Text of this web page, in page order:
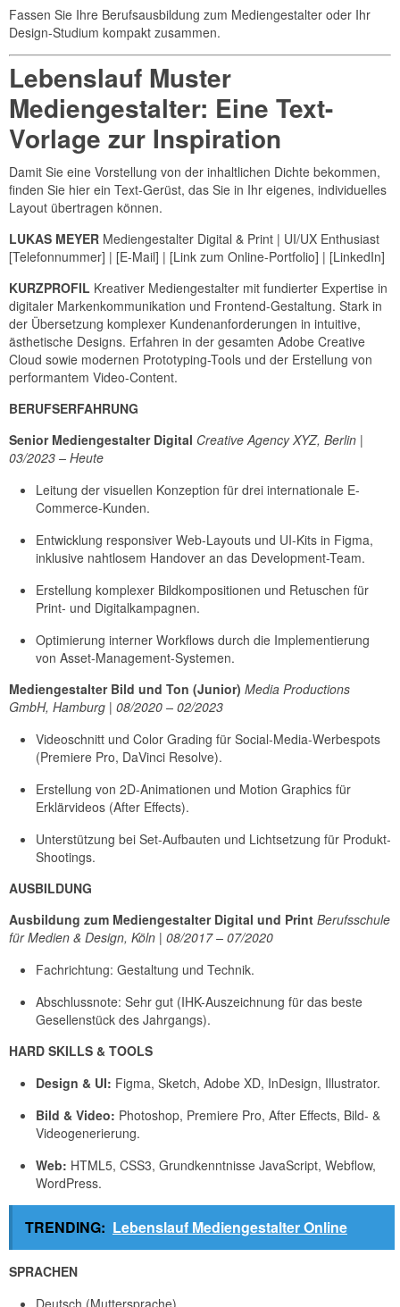
Fassen Sie Ihre Berufsausbildung zum Mediengestalter oder Ihr
Design-Studium kompakt zusammen.
Lebenslauf Muster
Mediengestalter: Eine Text-
Vorlage zur Inspiration
Damit Sie eine Vorstellung von der inhaltlichen Dichte bekommen,
finden Sie hier ein Text-Gerüst, das Sie in Ihr eigenes, individuelles
Layout übertragen können.
LUKAS MEYER Mediengestalter Digital & Print | UI/UX Enthusiast
[Telefonnummer] | [E-Mail] | [Link zum Online-Portfolio] | [LinkedIn]
KURZPROFIL Kreativer Mediengestalter mit fundierter Expertise in
digitaler Markenkommunikation und Frontend-Gestaltung. Stark in
der Übersetzung komplexer Kundenanforderungen in intuitive,
ästhetische Designs. Erfahren in der gesamten Adobe Creative
Cloud sowie modernen Prototyping-Tools und der Erstellung von
performantem Video-Content.
BERUFSERFAHRUNG
Senior Mediengestalter Digital Creative Agency XYZ, Berlin |
03/2023 – Heute
Leitung der visuellen Konzeption für drei internationale E-
Commerce-Kunden.
Entwicklung responsiver Web-Layouts und UI-Kits in Figma,
inklusive nahtlosem Handover an das Development-Team.
Erstellung komplexer Bildkompositionen und Retuschen für
Print- und Digitalkampagnen.
Optimierung interner Workflows durch die Implementierung
von Asset-Management-Systemen.
Mediengestalter Bild und Ton (Junior) Media Productions
GmbH, Hamburg | 08/2020 – 02/2023
Videoschnitt und Color Grading für Social-Media-Werbespots
(Premiere Pro, DaVinci Resolve).
Erstellung von 2D-Animationen und Motion Graphics für
Erklärvideos (After Effects).
Unterstützung bei Set-Aufbauten und Lichtsetzung für Produkt-
Shootings.
AUSBILDUNG
Ausbildung zum Mediengestalter Digital und Print Berufsschule
für Medien & Design, Köln | 08/2017 – 07/2020
Fachrichtung: Gestaltung und Technik.
Abschlussnote: Sehr gut (IHK-Auszeichnung für das beste
Gesellenstück des Jahrgangs).
HARD SKILLS & TOOLS
Design & UI: Figma, Sketch, Adobe XD, InDesign, Illustrator.
Bild & Video: Photoshop, Premiere Pro, After Effects, Bild- &
Videogenerierung.
Web: HTML5, CSS3, Grundkenntnisse JavaScript, Webflow,
WordPress.
TRENDING: Lebenslauf Mediengestalter Online
SPRACHEN